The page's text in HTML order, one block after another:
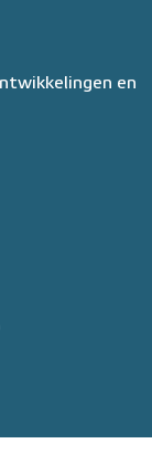
en